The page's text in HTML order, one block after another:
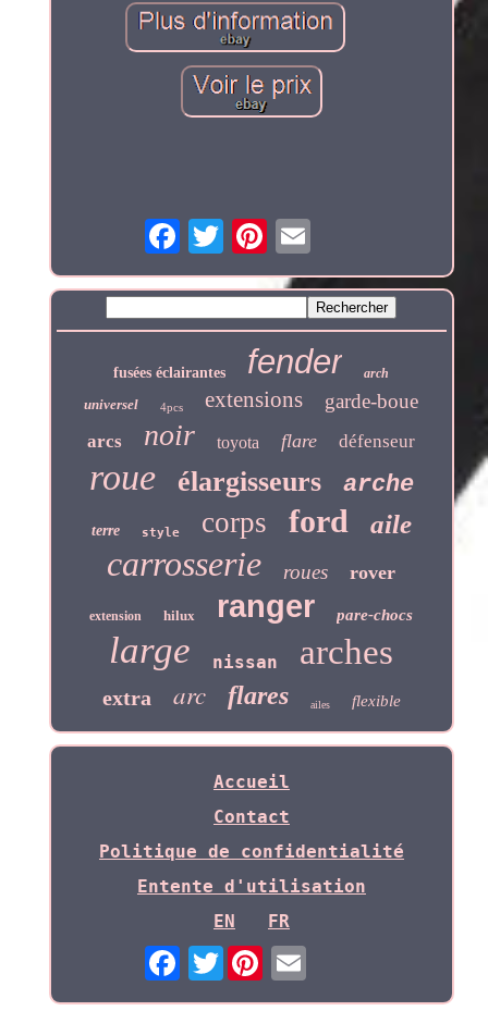
fusées éclairantes fender arch
universel 4pcs extensions garde-boue
arcs noir toyota flare défenseur
roue élargisseurs arche
terre style corps ford aile
carrosserie roues rover
extension hilux ranger pare-chocs
large nissan arches
extra arc flares ailes flexible
Accueil
Contact
Politique de confidentialité
Entente d'utilisation
EN
FR
Twitter